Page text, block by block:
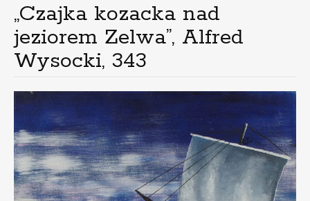
p
t
o
c
o
n
t
n
t
„Czajka kozacka nad
jeziorem Zelwa”, Alfred
Wysocki, 343